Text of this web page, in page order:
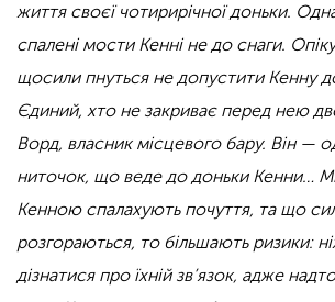
життя своєї чотирирічної доньки.
спалені мости Кенні не до снаги.
щосили пнуться не допустити Кенну
Єдиний, хто не закриває перед нею
Ворд, власник місцевого бару. Він —
ниточок, що веде до доньки Кенни…
Кенною спалахують почуття, та що
розгораються, то більшають ризики:
дізнатися про їхній зв’язок, адже